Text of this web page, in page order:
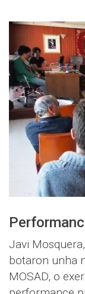
Javi
botaron unha
MOSAD, o